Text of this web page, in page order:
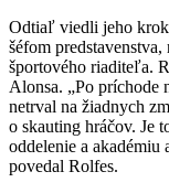
Odtiaľ viedli jeho
šéfom
športového riaditeľa.
Alonsa. „Po príchode
netrval na žiadnych
o skauting hráčov. Je
oddelenie a akadémiu
povedal Rolfes.